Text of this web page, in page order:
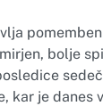
bolje
kar je danes